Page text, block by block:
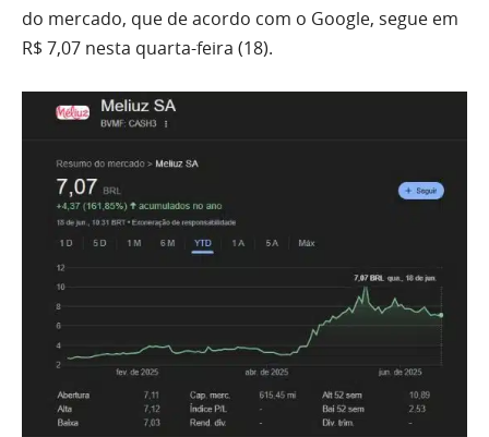
do mercado, que de acordo com o Google, segue em
R$ 7,07 nesta quarta-feira (18).